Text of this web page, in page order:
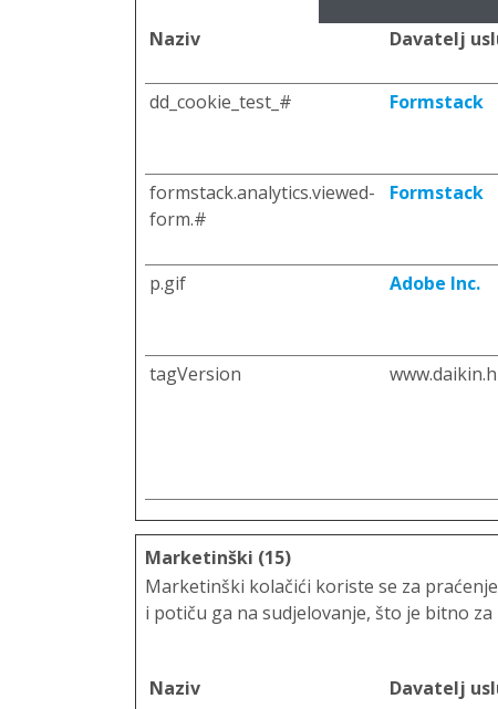
Naziv Davatelj
dd_cookie_test_# Formstack
formstack.analytics.viewed-
form.#
Formstack
p.gif
Adobe Inc.
tagVersion
Marketinški (15)
Marketinški kolačići koriste se za
i potiču ga na sudjelovanje, što je bitno
Naziv Davatelj